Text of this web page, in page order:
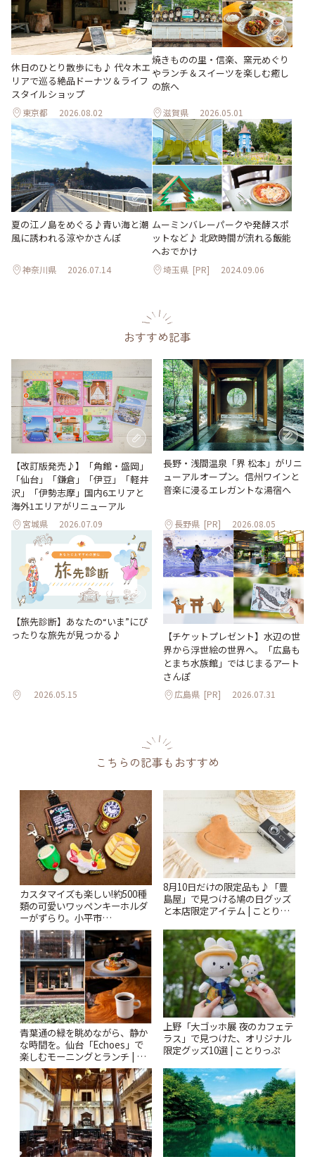
休日のひとり散歩にも♪ 代々木エ
リアで巡る絶品ドーナツ＆ライフ
スタイルショップ
東京都 2026.08.02
焼きものの里・信楽、窯元めぐり
やランチ＆スイーツを楽しむ癒し
の旅へ
滋賀県 2026.05.01
夏の江ノ島をめぐる♪青い海と潮
風に誘われる涼やかさんぽ
神奈川県 2026.07.14
ムーミンバレーパークや発酵スポ
ットなど♪ 北欧時間が流れる飯能
へおでかけ
埼玉県 [PR] 2024.09.06
おすすめ記事
【改訂版発売♪】「角館・盛岡」
「仙台」「鎌倉」「伊豆」「軽井
沢」「伊勢志摩」国内6エリアと
海外1エリアがリニューアル
宮城県 2026.07.09
長野・浅間温泉「界 松本」がリニ
ューアルオープン。信州ワインと
音楽に浸るエレガントな湯宿へ
長野県 [PR] 2026.08.05
【旅先診断】あなたの“いま”にぴ
ったりな旅先が見つかる♪
2026.05.15
【チケットプレゼント】水辺の世
界から浮世絵の世界へ。「広島も
とまち水族館」ではじまるアート
さんぽ
広島県 [PR] 2026.07.31
こちらの記事もおすすめ
カスタマイズも楽しい!約500種
類の可愛いワッペンキーホルダ
ーがずらり。小平市
「Kimamaya T&K」 | ことりっ
ぷ
8月10日だけの限定品も♪「豊
島屋」で見つける鳩の日グッズ
と本店限定アイテム | ことりっ
青葉通の緑を眺めながら、静か
な時間を。仙台「Echoes」で
楽しむモーニングとランチ | こ
とりっぷ
上野「大ゴッホ展 夜のカフェテ
ラス」で見つけた、オリジナル
限定グッズ10選 | ことりっぷ